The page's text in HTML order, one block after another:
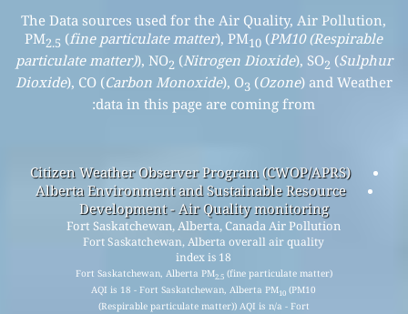
The Data sources used for the Air Quality, Air Pollution,
PM2.5(fine particulate matter), PM10(PM10 (Respirable
particulate matter)), NO2 (Nitrogen Dioxide), SO2 (Sulphur
Dioxide), CO (Carbon Monoxide), O3 (Ozone ) and Weather
data in this page are coming from:
Citizen Weather Observer Program (CWOP/APRS)
Alberta Environment and Sustainable Resource
Development - Air Quality monitoring
Fort Saskatchewan, Alberta, Canada Air Pollution
Fort Saskatchewan, Alberta overall air quality
index is 18
Fort Saskatchewan, Alberta PM2.5(fine particulate matter)
AQI is 18 - Fort Saskatchewan, Alberta PM10(PM10
(Respirable particulate matter)) AQI is n/a - Fort